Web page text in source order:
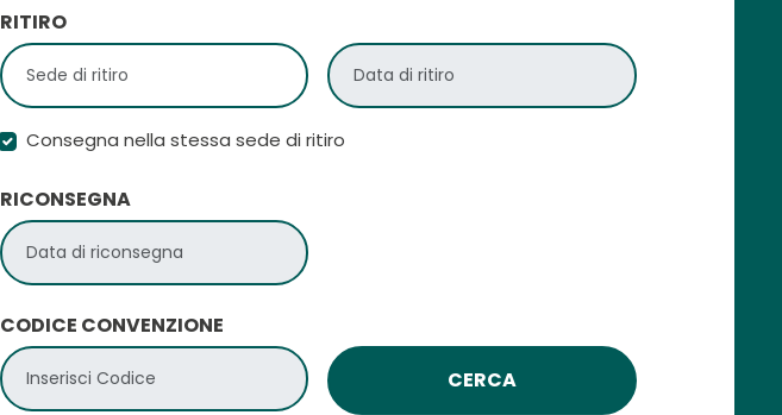
RITIRO
Consegna nella stessa sede di ritiro
RICONSEGNA
CODICE CONVENZIONE
CERCA